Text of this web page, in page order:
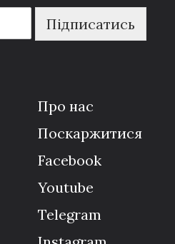
Підписатись
Про нас
Поскаржитися
Facebook
Youtube
Telegram